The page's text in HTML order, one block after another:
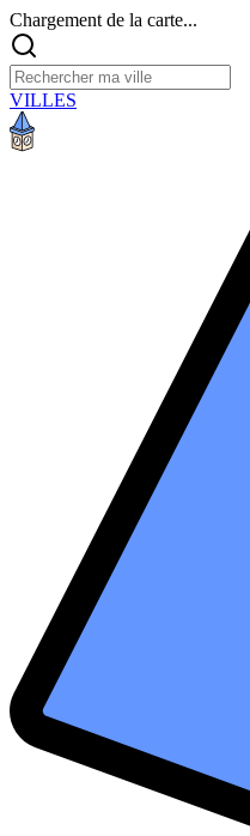
Chargement de la carte...
VILLES